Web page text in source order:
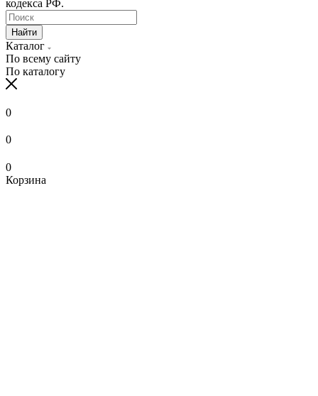
кодекса РФ.
Найти
Каталог
По всему сайту
По каталогу
0
0
0
Корзина